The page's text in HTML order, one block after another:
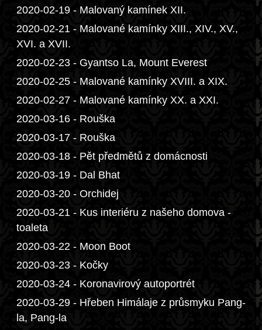
2020-02-19 - Malovaný kamínek XII.
2020-02-21 - Malované kamínky XIII., XIV., XV.,
XVI. a XVII.
2020-02-23 - Gyantso La, Mount Everest
2020-02-25 - Malované kamínky XVIII. a XIX.
2020-02-27 - Malované kamínky XX. a XXI.
2020-03-16 - Rouška
2020-03-17 - Rouška
2020-03-18 - Pět předmětů z domácnosti
2020-03-19 - Dal Bhat
2020-03-20 - Orchidej
2020-03-21 - Kus interiéru z našeho domova -
toaleta
2020-03-22 - Moon Boot
2020-03-23 - Kočky
2020-03-24 - Koronavirový autoportrét
2020-03-29 - Hřeben Himálaje z průsmyku Pang-
la, Pang-la